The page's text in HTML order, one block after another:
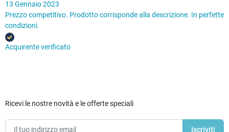
13 Gennaio 2023
Prezzo competitivo. Prodotto corrisponde alla descrizione. In perfette
condizioni.
Acquirente verificato
Ricevi le nostre novità e le offerte speciali